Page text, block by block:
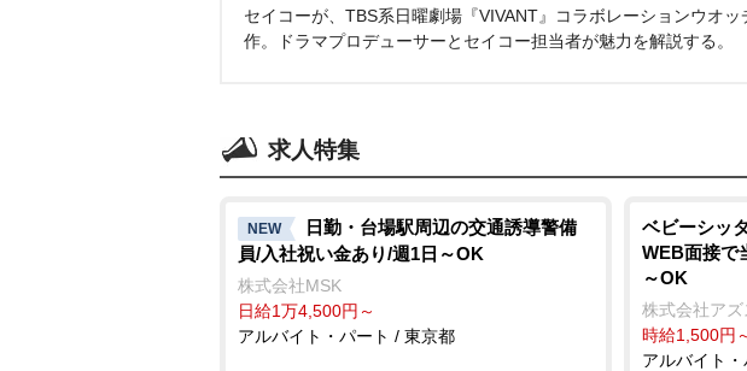
セイコーが、TBS系日曜劇場『VIVANT』コラボレーションウオッ
作。ドラマプロデューサーとセイコー担当者が魅力を解説する。
求人特集
NEW
日勤・台場駅周辺の交通誘導警備
員/入社祝い金あり/週1日～OK
株式会社MSK
日給1万4,500円～
アルバイト・パート / 東京都
ベビーシッ
WEB面接で
～OK
株式会社ア
時給1,500円
アルバイト